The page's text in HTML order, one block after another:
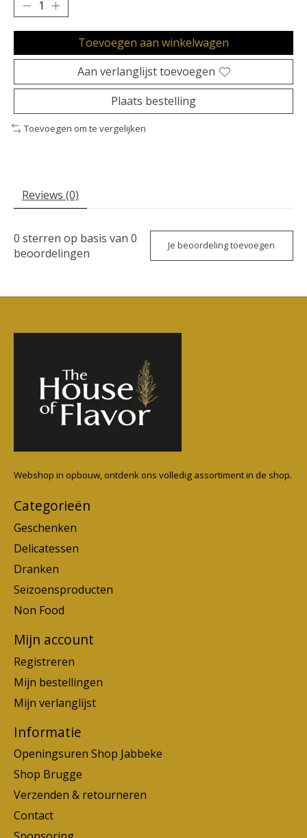
Toevoegen aan winkelwagen
Aan verlanglijst toevoegen
Plaats bestelling
Toevoegen om te vergelijken
Reviews (0)
0 sterren op basis van 0
beoordelingen
Je beoordeling toevoegen
Webshop in opbouw, ontdenk ons volledig assortiment in de shop.
Categorieën
Geschenken
Delicatessen
Dranken
Seizoensproducten
Non Food
Mijn account
Registreren
Mijn bestellingen
Mijn verlanglijst
Informatie
Openingsuren Shop Jabbeke
Shop Brugge
Verzenden & retourneren
Contact